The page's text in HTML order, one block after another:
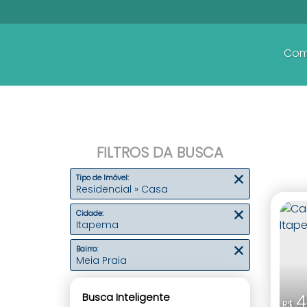
FILTROS DA BUSCA
Tipo de Imóvel:
Residencial » Casa
Cidade:
Itapema
Bairro:
Meia Praia
Busca Inteligente R$